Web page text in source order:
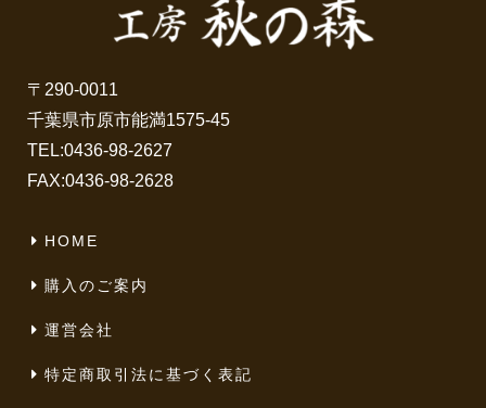
〒290-0011
千葉県市原市能満1575-45
TEL:0436-98-2627
FAX:0436-98-2628
HOME
購入のご案内
運営会社
特定商取引法に基づく表記